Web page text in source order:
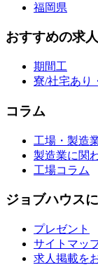
福岡県
おすすめの求
期間工
寮/社宅あり
コラム
工場・製造
製造業に関
工場コラム
ジョブハウス
プレゼント
サイトマッ
求人掲載を